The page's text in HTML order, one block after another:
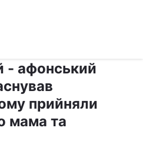
- афонський
прийняли
мама та